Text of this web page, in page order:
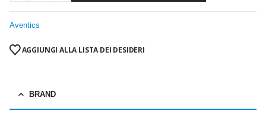
Aventics
AGGIUNGI ALLA LISTA DEI DESIDERI
BRAND